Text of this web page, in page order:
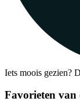
Iets moois gezien?
Favorieten